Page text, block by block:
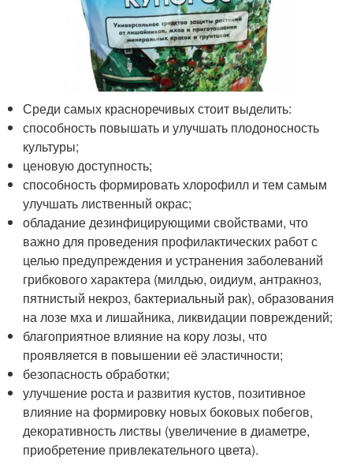
Среди самых красноречивых стоит выделить:
способность повышать и улучшать плодоносность
культуры;
ценовую доступность;
способность формировать хлорофилл и тем самым
улучшать лиственный окрас;
обладание дезинфицирующими свойствами, что
важно для проведения профилактических работ с
целью предупреждения и устранения заболеваний
грибкового характера (милдью, оидиум, антракноз,
пятнистый некроз, бактериальный рак), образования
на лозе мха и лишайника, ликвидации повреждений;
благоприятное влияние на кору лозы, что
проявляется в повышении её эластичности;
безопасность обработки;
улучшение роста и развития кустов, позитивное
влияние на формировку новых боковых побегов,
декоративность листвы (увеличение в диаметре,
приобретение привлекательного цвета).